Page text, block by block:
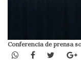
Conferencia de prensa
WhatsApp
Facebook
Twitter